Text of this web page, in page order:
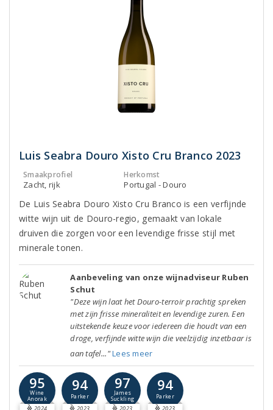
Luis Seabra Douro Xisto Cru Branco 2023
Smaakprofiel
Zacht, rijk
Herkomst
Portugal - Douro
De Luis Seabra Douro Xisto Cru Branco is een verfijnde
witte wijn uit de Douro-regio, gemaakt van lokale
druiven die zorgen voor een levendige frisse stijl met
minerale tonen.
Aanbeveling van onze wijnadviseur Ruben
Schut
"Deze wijn laat het Douro-terroir prachtig spreken
met zijn frisse mineraliteit en levendige zuren. Een
uitstekende keuze voor iedereen die houdt van een
droge, verfijnde witte wijn die veelzijdig inzetbaar is
aan tafel..."Lees meer
95
Wine
Anorak
94
Parker
97
James
Suckling
94
Parker